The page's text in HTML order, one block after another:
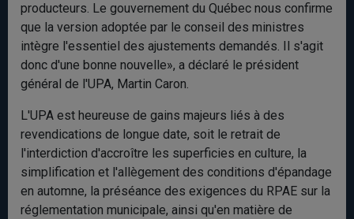
producteurs. Le gouvernement du Québec nous confirme
que la version adoptée par le conseil des ministres
intègre l'essentiel des ajustements demandés. Il s'agit
donc d'une bonne nouvelle», a déclaré le président
général de l'UPA, Martin Caron.
L'UPA est heureuse de gains majeurs liés à des
revendications de longue date, soit le retrait de
l'interdiction d'accroître les superficies en culture, la
simplification et l'allègement des conditions d'épandage
en automne, la préséance des exigences du RPAE sur la
réglementation municipale, ainsi qu'en matière de